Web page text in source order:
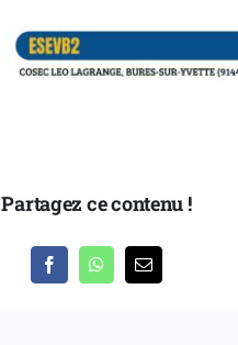
Partagez ce contenu !